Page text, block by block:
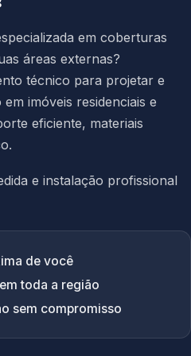
em coberturas
áreas externas?
técnico para projetar e
imóveis residenciais e
eficiente, materiais
e instalação profissional
de você
toda a região
sem compromisso